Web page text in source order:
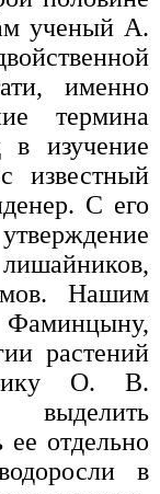
ученый А.
именно
термина
в изучение
известный
С его
Нашим
растений
О. В.
выделить
ее отдельно
в